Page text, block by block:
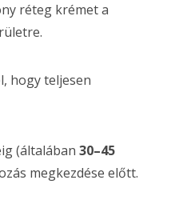
réteg krémet a
hogy teljesen
(általában 30–45
megkezdése előtt.